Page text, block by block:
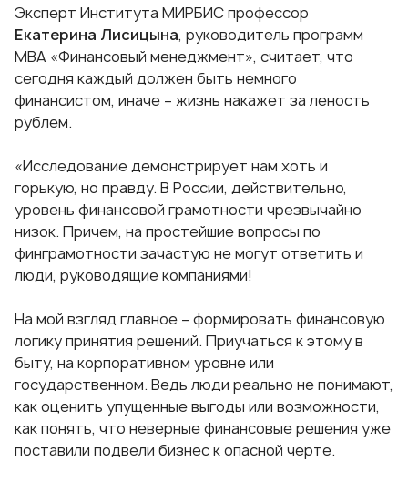
Эксперт Института МИРБИС профессор
Екатерина Лисицына, руководитель программ
МВА «Финансовый менеджмент», считает, что
сегодня каждый должен быть немного
финансистом, иначе – жизнь накажет за леность
рублем.
«Исследование демонстрирует нам хоть и
горькую, но правду. В России, действительно,
уровень финансовой грамотности чрезвычайно
низок. Причем, на простейшие вопросы по
финграмотности зачастую не могут ответить и
люди, руководящие компаниями!
На мой взгляд главное – формировать финансовую
логику принятия решений. Приучаться к этому в
быту, на корпоративном уровне или
государственном. Ведь люди реально не понимают,
как оценить упущенные выгоды или возможности,
как понять, что неверные финансовые решения уже
поставили подвели бизнес к опасной черте.